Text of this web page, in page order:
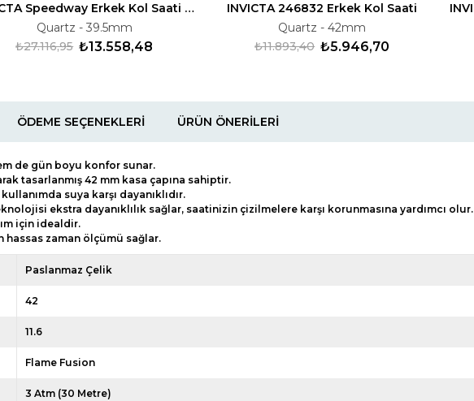
INVICTA Speedway Erkek Kol Saati 230993
Quartz - 39.5mm
₺13.558,48
₺27.116,95
INVICTA 246832 Erkek Kol Saati
Quartz - 42mm
₺5.946,70
₺11.893,40
ÖDEME SEÇENEKLERI ÜRÜN ÖNERILERI
de gün boyu konfor sunar.
tasarlanmış 42 mm kasa çapına sahiptir.
suya karşı dayanıklıdır.
ekstra dayanıklılık sağlar, saatinizin çizilmelere karşı korunmasına yardımcı olur.
için idealdir.
hassas zaman ölçümü sağlar.
Paslanmaz Çelik
42
11.6
Flame Fusion
3 Atm (30 Metre)